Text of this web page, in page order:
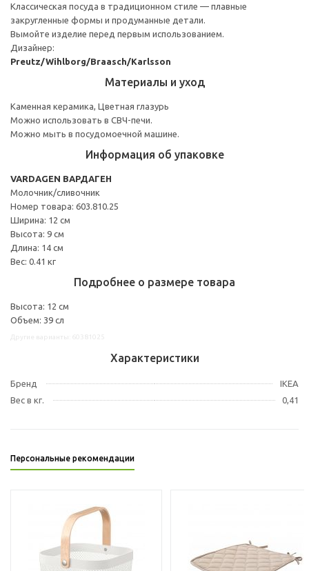
Классическая посуда в традиционном стиле — плавные
закругленные формы и продуманные детали.
Вымойте изделие перед первым использованием.
Дизайнер:
Preutz/Wihlborg/Braasch/Karlsson
Материалы и уход
Каменная керамика, Цветная глазурь
Можно использовать в СВЧ-печи.
Можно мыть в посудомоечной машине.
Информация об упаковке
VARDAGEN ВАРДАГЕН
Молочник/сливочник
Номер товара: 603.810.25
Ширина: 12 см
Высота: 9 см
Длина: 14 см
Вес: 0.41 кг
Подробнее о размере товара
Высота: 12 см
Объем: 39 сл
Характеристики
Бренд
IKEA
Вес в кг.
0,41
Персональные рекомендации